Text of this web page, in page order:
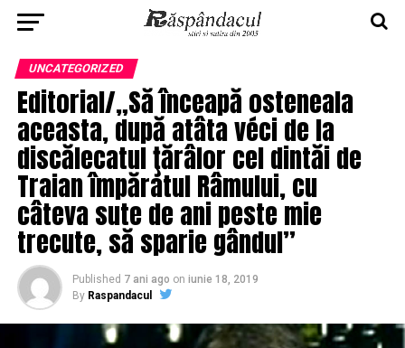
UNCATEGORIZED
Editorial/„Să înceapă osteneala
aceasta, după atâta véci de la
discălecatul ţărâlor cel dintăi de
Traian împăratul Râmului, cu
câteva sute de ani peste mie
trecute, să sparie gândul”
Published 7 ani ago on iunie 18, 2019
By Raspandacul